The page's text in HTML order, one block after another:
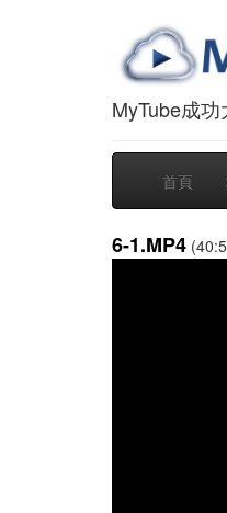
MyTube成
首頁
6-1.MP4